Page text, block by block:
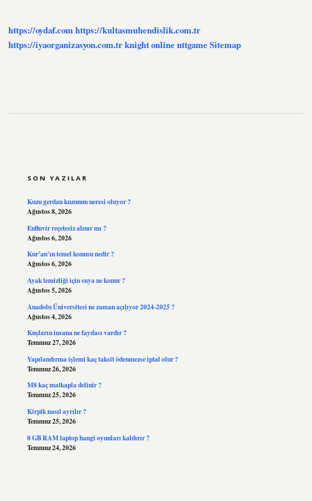
https://oydaf.comhttps://kultasmuhendislik.com.tr
https://iyaorganizasyon.com.trknight onlinenttgameSitemap
SON YAZILAR
Kuzu gerdan kuzunun neresi oluyor ?
Ağustos 8, 2026
Enfluvir reçetesiz alınır mı ?
Ağustos 6, 2026
Kur’an’ın temel konusu nedir ?
Ağustos 6, 2026
Ayak temizliği için suya ne konur ?
Ağustos 5, 2026
Anadolu Üniversitesi ne zaman açılıyor 2024-2025 ?
Ağustos 4, 2026
Kuşların insana ne faydası vardır ?
Temmuz 27, 2026
Yapılandırma işlemi kaç taksit ödenmezse iptal olur ?
Temmuz 26, 2026
M8 kaç matkapla delinir ?
Temmuz 25, 2026
Kirpik nasıl ayrılır ?
Temmuz 25, 2026
8 GB RAM laptop hangi oyunları kaldırır ?
Temmuz 24, 2026